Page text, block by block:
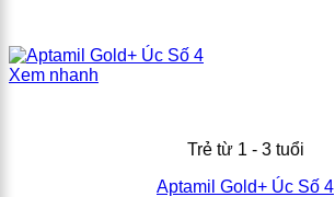
Xem nhanh
Trẻ từ 1 - 3 tuổi
Aptamil Gold+ Úc Số 4